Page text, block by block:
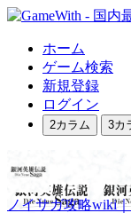
ホーム
ゲーム検索
新規登録
ログイン
2カラム 3カ
ノイサガ攻略wiki